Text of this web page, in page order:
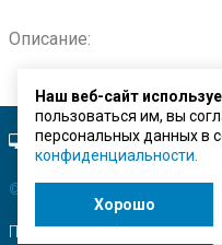
Описание:
Полная версия сайта.
© ЗАО "Строймашсервис"
Поисковое продвижение
Наш веб-сайт
пользоваться им, вы
персональных данных в
конфиденциальности.
Хорошо